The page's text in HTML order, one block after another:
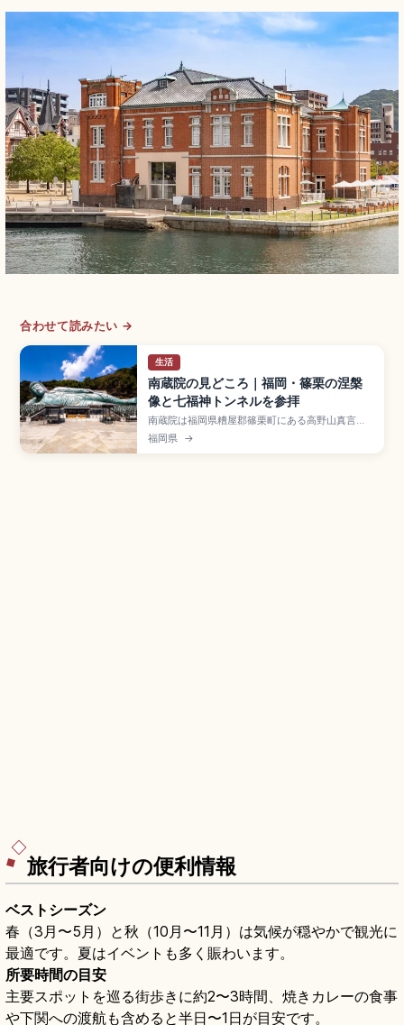
合わせて読みたい →
生活
南蔵院の見どころ｜福岡・篠栗の涅槃
像と七福神トンネルを参拝
南蔵院は福岡県糟屋郡篠栗町にある高野山真言宗
の別格本山で、篠栗四国八十八箇所霊場の総本
寺・第1番札所。最大の見どころは全長41m・高さ
福岡県 →
旅行者向けの便利情報
ベストシーズン
春（3月〜5月）と秋（10月〜11月）は気候が穏やかで観光に
最適です。夏はイベントも多く賑わいます。
所要時間の目安
主要スポットを巡る街歩きに約2〜3時間、焼きカレーの食事
や下関への渡航も含めると半日〜1日が目安です。